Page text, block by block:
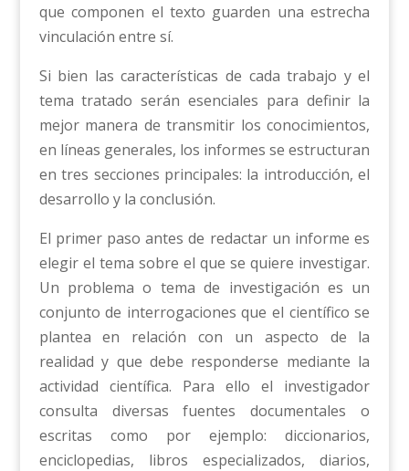
que componen el texto guarden una estrecha
vinculación entre sí.
Si bien las características de cada trabajo y el
tema tratado serán esenciales para definir la
mejor manera de transmitir los conocimientos,
en líneas generales, los informes se estructuran
en tres secciones principales: la introducción, el
desarrollo y la conclusión.
El primer paso antes de redactar un informe es
elegir el tema sobre el que se quiere investigar.
Un problema o tema de investigación es un
conjunto de interrogaciones que el científico se
plantea en relación con un aspecto de la
realidad y que debe responderse mediante la
actividad científica. Para ello el investigador
consulta diversas fuentes documentales o
escritas como por ejemplo: diccionarios,
enciclopedias, libros especializados, diarios,